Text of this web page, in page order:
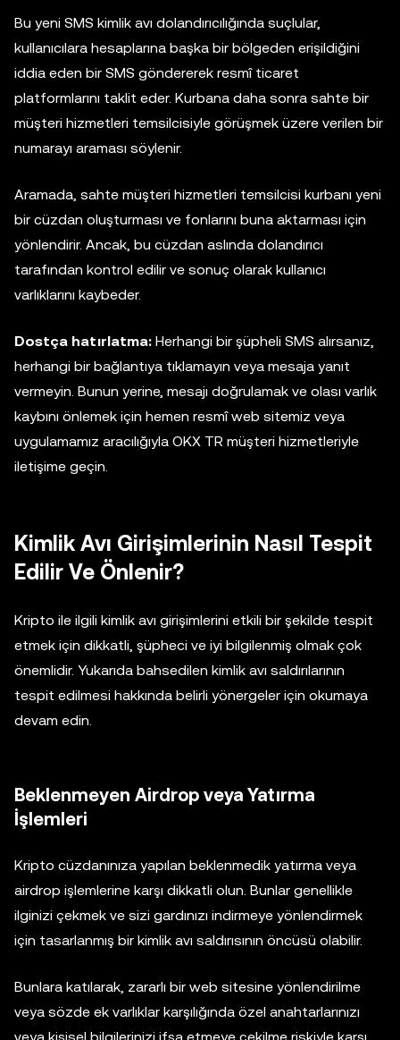
Bu yeni SMS kimlik avı dolandırıcılığında suçlular,
kullanıcılara hesaplarına başka bir bölgeden erişildiğini
iddia eden bir SMS göndererek resmî ticaret
platformlarını taklit eder. Kurbana daha sonra sahte bir
müşteri hizmetleri temsilcisiyle görüşmek üzere verilen bir
numarayı araması söylenir.
Aramada, sahte müşteri hizmetleri temsilcisi kurbanı yeni
bir cüzdan oluşturması ve fonlarını buna aktarması için
yönlendirir. Ancak, bu cüzdan aslında dolandırıcı
tarafından kontrol edilir ve sonuç olarak kullanıcı
varlıklarını kaybeder.
Dostça hatırlatma: Herhangi bir şüpheli SMS alırsanız,
herhangi bir bağlantıya tıklamayın veya mesaja yanıt
vermeyin. Bunun yerine, mesajı doğrulamak ve olası varlık
kaybını önlemek için hemen resmî web sitemiz veya
uygulamamız aracılığıyla OKX TR müşteri hizmetleriyle
iletişime geçin.
Kimlik Avı Girişimlerinin Nasıl Tespit
Edilir Ve Önlenir?
Kripto ile ilgili kimlik avı girişimlerini etkili bir şekilde tespit
etmek için dikkatli, şüpheci ve iyi bilgilenmiş olmak çok
önemlidir. Yukarıda bahsedilen kimlik avı saldırılarının
tespit edilmesi hakkında belirli yönergeler için okumaya
devam edin.
Beklenmeyen Airdrop veya Yatırma
İşlemleri
Kripto cüzdanınıza yapılan beklenmedik yatırma veya
airdrop işlemlerine karşı dikkatli olun. Bunlar genellikle
ilginizi çekmek ve sizi gardınızı indirmeye yönlendirmek
için tasarlanmış bir kimlik avı saldırısının öncüsü olabilir.
Bunlara katılarak, zararlı bir web sitesine yönlendirilme
veya sözde ek varlıklar karşılığında özel anahtarlarınızı
veya kişisel bilgilerinizi ifşa etmeye çekilme riskiyle karşı